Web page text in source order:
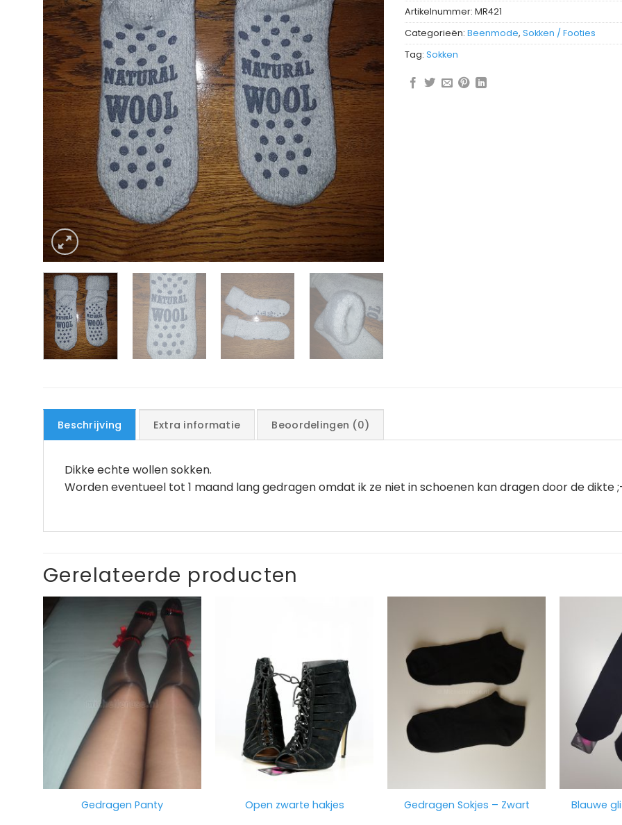
Artikelnummer: MR421
Categorieën: Beenmode, Sokken / Footies
Tag: Sokken
Beschrijving Extra informatie Beoordelingen (0)
Dikke echte wollen sokken.
Worden eventueel tot 1 maand lang gedragen omdat ik ze niet in schoenen kan dragen door de dikte
Gerelateerde producten
Gedragen Panty Open zwarte hakjes Gedragen Sokjes – Zwart Blauwe